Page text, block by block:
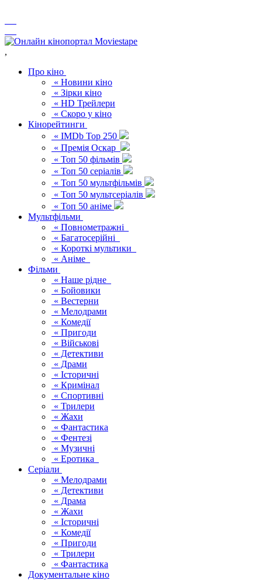
,
Про кіно
« Новини кіно
« Зірки кіно
« HD Трейлери
« Скоро у кіно
Кінорейтинги
« IMDb Top 250
« Премія Оскар
« Топ 50 фільмів
« Топ 50 серіалів
« Топ 50 мультфільмів
« Топ 50 мультсеріалів
« Топ 50 аніме
Мультфільми
« Повнометражні
« Багатосерійні
« Короткі мультики
« Аніме
Фільми
« Наше рідне
« Бойовики
« Вестерни
« Мелодрами
« Комедії
« Пригоди
« Військові
« Детективи
« Драми
« Історичні
« Кримінал
« Спортивні
« Трилери
« Жахи
« Фантастика
« Фентезі
« Музичні
« Еротика
Серіали
« Мелодрами
« Детективи
« Драма
« Жахи
« Історичні
« Комедії
« Пригоди
« Трилери
« Фантастика
Документальне кіно